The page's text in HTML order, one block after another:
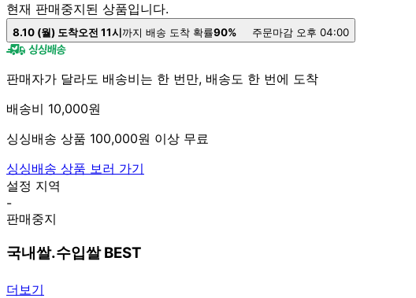
현재 판매중지된 상품입니다.
8.10 (월) 도착오전 11시까지 배송 도착 확률90% 주문마감 오후 04:00
판매자가 달라도 배송비는 한 번만, 배송도 한 번에 도착
배송비 10,000원
싱싱배송 상품 100,000원 이상 무료
싱싱배송 상품 보러 가기
설정 지역
-
판매중지
국내쌀.수입쌀 BEST
더보기